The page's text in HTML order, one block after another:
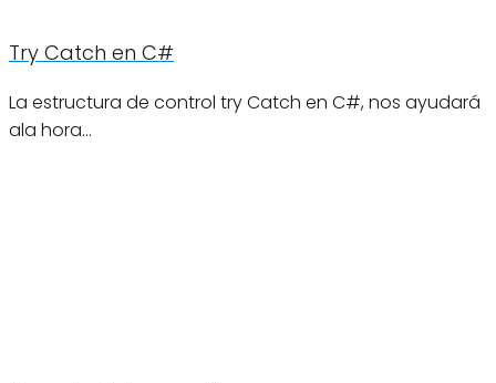
Try Catch en C#
La estructura de control try Catch en C#, nos ayudará
ala hora…